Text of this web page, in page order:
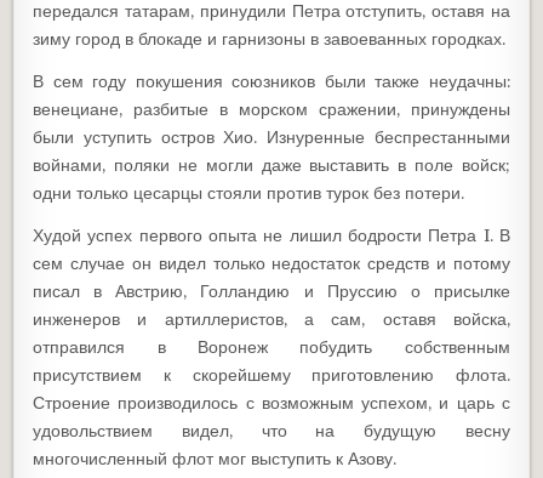
передался татарам, принудили Петра отступить, оставя на
зиму город в блокаде и гарнизоны в завоеванных городках.
В сем году покушения союзников были также неудачны:
венециане, разбитые в морском сражении, принуждены
были уступить остров Хио. Изнуренные беспрестанными
войнами, поляки не могли даже выставить в поле войск;
одни только цесарцы стояли против турок без потери.
Худой успех первого опыта не лишил бодрости Петра I. В
сем случае он видел только недостаток средств и потому
писал в Австрию, Голландию и Пруссию о присылке
инженеров и артиллеристов, а сам, оставя войска,
отправился в Воронеж побудить собственным
присутствием к скорейшему приготовлению флота.
Строение производилось с возможным успехом, и царь с
удовольствием видел, что на будущую весну
многочисленный флот мог выступить к Азову.